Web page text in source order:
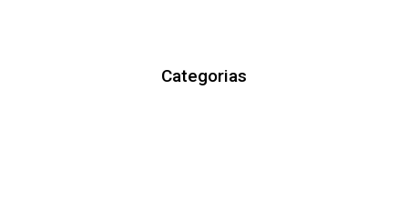
Categorias